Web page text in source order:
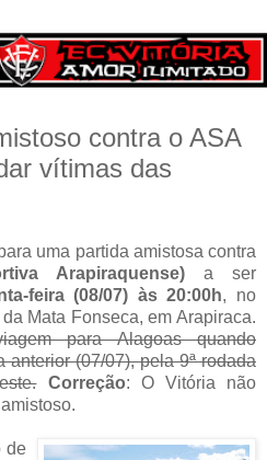
contra o ASA
vítimas das
uma partida amistosa contra
Arapiraquense) a ser
feira (08/07) às 20:00h, no
Mata Fonseca, em Arapiraca.
para Alagoas quando
anterior (07/07), pela 9ª rodada
Correção: O Vitória não
de